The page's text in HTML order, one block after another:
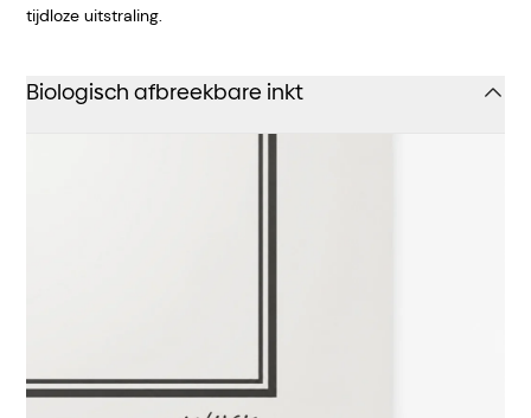
tijdloze uitstraling.
Biologisch afbreekbare inkt